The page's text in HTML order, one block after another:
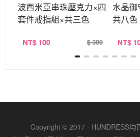
波西米亞串珠壓克力×四
套件戒指組×共三色
NT$ 100 $ 380
水晶
共八色
NT$
Copyright © 2017 - HUNDRESS均